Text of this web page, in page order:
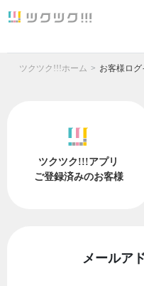
ツクツク!!!ホーム お客様ログ
ツクツク!!!アプリ
ご登録済みのお客様
メールア